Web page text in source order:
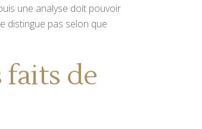
une analyse doit pouvoir
distingue pas selon que
de